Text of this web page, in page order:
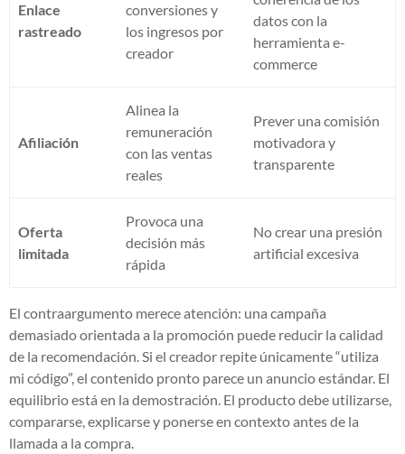
Enlace
rastreado
conversiones y
los ingresos por
creador
datos con la
herramienta e-
commerce
Afiliación
Alinea la
remuneración
con las ventas
reales
Prever una comisión
motivadora y
transparente
Oferta
limitada
Provoca una
decisión más
rápida
No crear una presión
artificial excesiva
El contraargumento merece atención: una campaña
demasiado orientada a la promoción puede reducir la calidad
de la recomendación. Si el creador repite únicamente “utiliza
mi código”, el contenido pronto parece un anuncio estándar. El
equilibrio está en la demostración. El producto debe utilizarse,
compararse, explicarse y ponerse en contexto antes de la
llamada a la compra.